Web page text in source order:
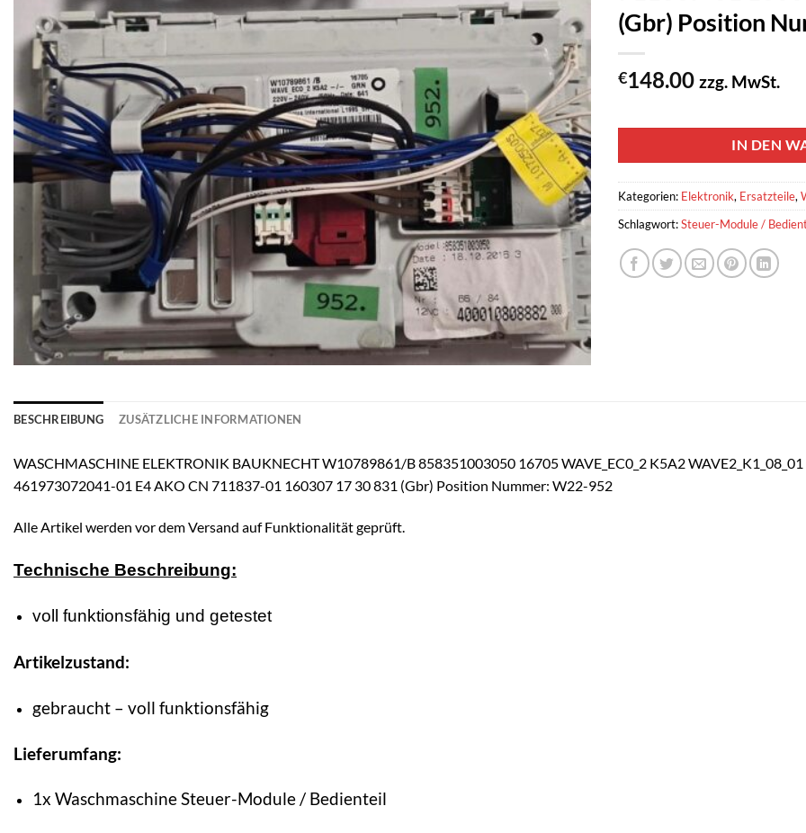
(Gbr) Position
€148.00 zzg. MwSt.
IN DEN
Kategorien: Elektronik, Ersatzteile,
Schlagwort:Steuer-Module /
BESCHREIBUNG ZUSÄTZLICHE INFORMATIONEN
WASCHMASCHINE ELEKTRONIK BAUKNECHT W10789861/B 858351003050 16705 WAVE_EC0_2 K5A2
461973072041-01 E4 AKO CN 711837-01 160307 17 30 831 (Gbr) Position Nummer: W22-952
Alle Artikel werden vor dem Versand auf Funktionalität geprüft.
Technische Beschreibung:
voll funktionsfähig und getestet
Artikelzustand:
gebraucht – voll funktionsfähig
Lieferumfang:
1x Waschmaschine Steuer-Module / Bedienteil